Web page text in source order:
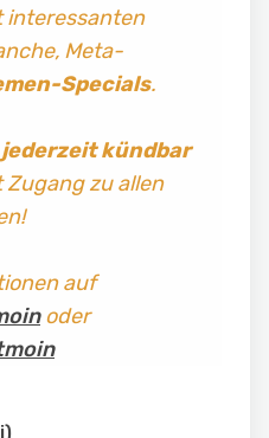
interessanten
Meta-
Specials.
jederzeit kündbar
zu allen
auf
oder